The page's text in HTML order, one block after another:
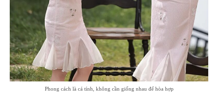
Phong cách là cá tính, không cần giống nhau để hòa hợp